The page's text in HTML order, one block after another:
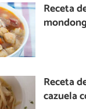
Receta
Receta
cazuela